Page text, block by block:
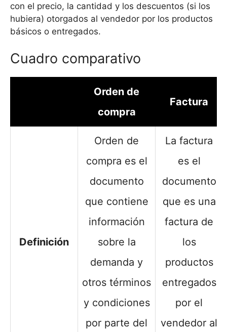
con el precio, la cantidad y los descuentos (si los
hubiera) otorgados al vendedor por los productos
básicos o entregados.
Cuadro comparativo
Orden de
compra
Factura
Definición
Orden de
compra es el
documento
que contiene
información
sobre la
demanda y
otros términos
y condiciones
por parte del
La factura
es el
documento
que es una
factura de
los
productos
entregados
por el
vendedor al